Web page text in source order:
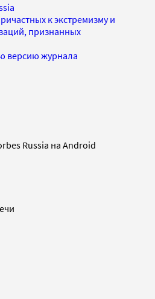
к экстремизму и
признанных
версию журнала
Russia на Android